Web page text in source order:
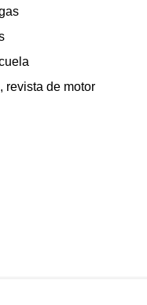
revista de motor